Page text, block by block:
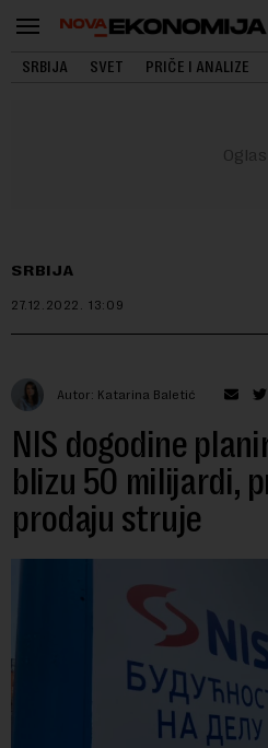
SRBIJA SVET PRIČE I ANALIZE
SRBIJA
27.12.2022. 13:09
Autor: Katarina Baletić
NIS dogodine
blizu 50 milijardi,
prodaju struje